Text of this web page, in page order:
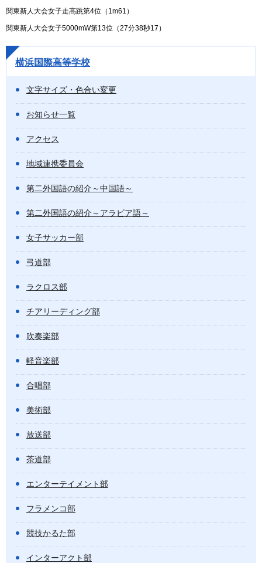
関東新人大会女子走高跳第4位（1m61）
関東新人大会女子5000mW第13位（27分38秒17）
横浜国際高等学校
文字サイズ・色合い変更
お知らせ一覧
アクセス
地域連携委員会
第二外国語の紹介～中国語～
第二外国語の紹介～アラビア語～
女子サッカー部
弓道部
ラクロス部
チアリーディング部
吹奏楽部
軽音楽部
合唱部
美術部
放送部
茶道部
エンターテイメント部
フラメンコ部
競技かるた部
インターアクト部